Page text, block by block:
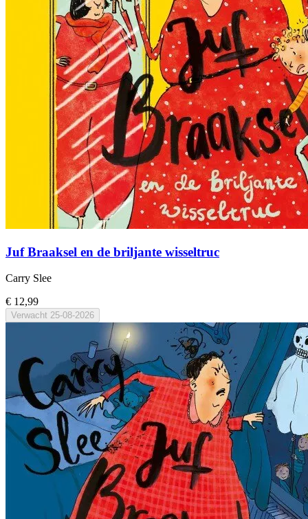
Juf Braaksel en de briljante wisseltruc
Carry Slee
€ 12,99
Verwacht 25-08-2026